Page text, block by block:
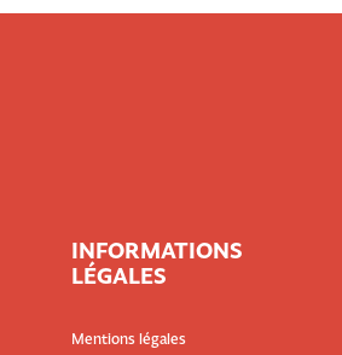
INFORMATIONS
LÉGALES
Mentions légales